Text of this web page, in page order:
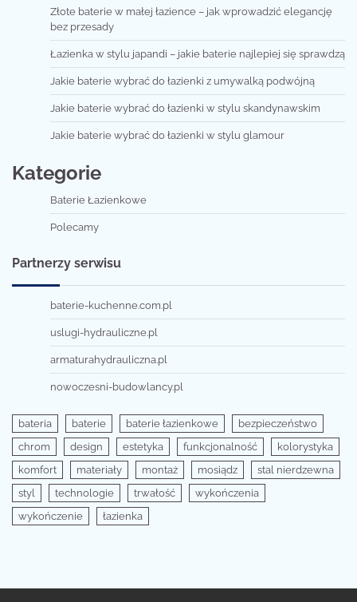
Złote baterie w małej łazience – jak wprowadzić elegancję
bez przesady
Łazienka w stylu japandi – jakie baterie najlepiej się sprawdzą
Jakie baterie wybrać do łazienki z umywalką podwójną
Jakie baterie wybrać do łazienki w stylu skandynawskim
Jakie baterie wybrać do łazienki w stylu glamour
Kategorie
Baterie Łazienkowe
Polecamy
Partnerzy serwisu
baterie-kuchenne.com.pl
uslugi-hydrauliczne.pl
armaturahydrauliczna.pl
nowoczesni-budowlancy.pl
bateria baterie baterie łazienkowe
bezpieczeństwo
chrom
design estetyka funkcjonalność
kolorystyka
komfort
materiały montaż mosiądz
stal nierdzewna
styl
technologie trwałość
wykończenia
wykończenie
łazienka